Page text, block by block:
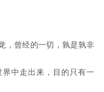
曾经的一切，孰是孰非
中走出来，目的只有一